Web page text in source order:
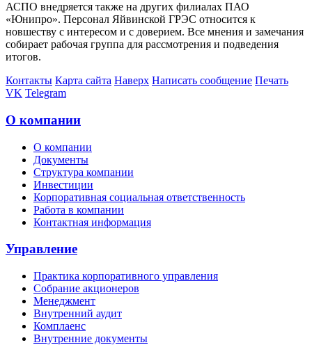
АСПО внедряется также на других филиалах ПАО
«Юнипро». Персонал Яйвинской ГРЭС относится к
новшеству с интересом и с доверием. Все мнения и замечания
собирает рабочая группа для рассмотрения и подведения
итогов.
Контакты Карта сайта Наверх Написать сообщение Печать
VK Telegram
О компании
О компании
Документы
Структура компании
Инвестиции
Корпоративная социальная ответственность
Работа в компании
Контактная информация
Управление
Практика корпоративного управления
Собрание акционеров
Менеджмент
Внутренний аудит
Комплаенс
Внутренние документы